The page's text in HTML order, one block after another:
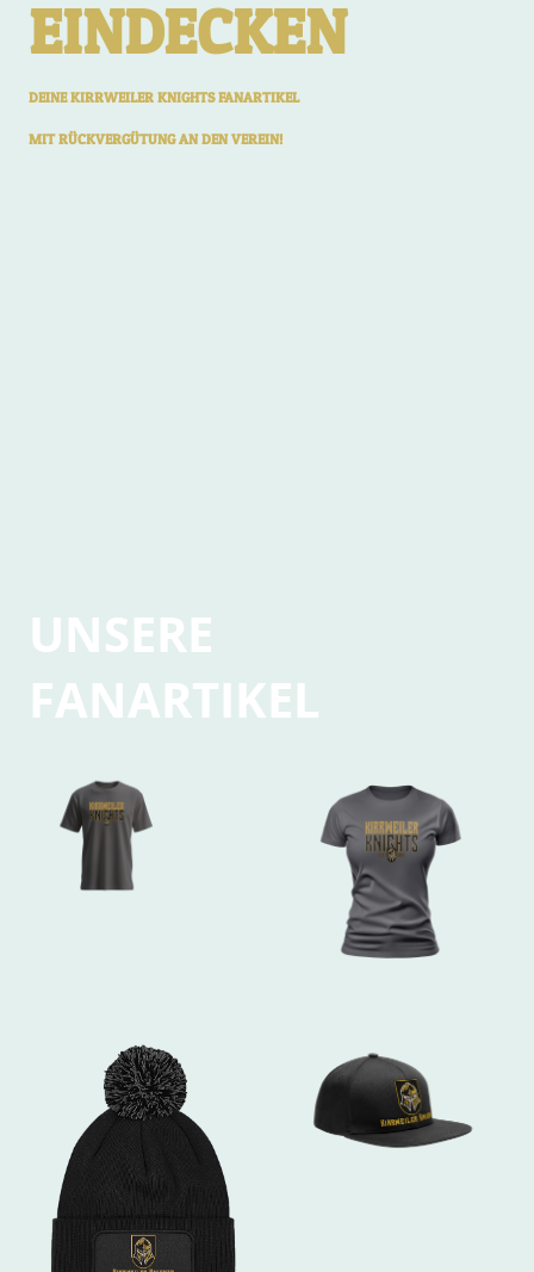
EINDECKEN
DEINE KIRRWEILER KNIGHTS FANARTIKEL
MIT RÜCKVERGÜTUNG AN DEN VEREIN!
UNSERE
FANARTIKEL